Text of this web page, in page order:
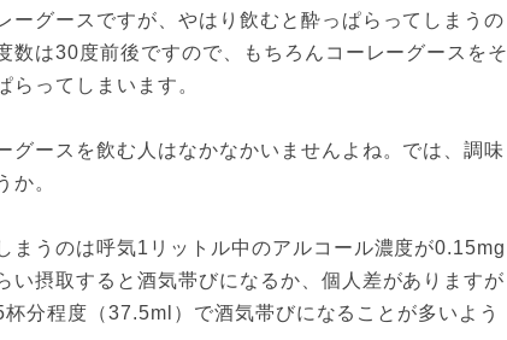
ーグースですが、やはり飲むと酔っぱらってしまうの
数は30度前後ですので、もちろんコーレーグースをそ
らってしまいます。
グースを飲む人はなかなかいませんよね。では、調味
か。
まうのは呼気1リットル中のアルコール濃度が0.15mg
い摂取すると酒気帯びになるか、個人差がありますが
分程度（37.5ml）で酒気帯びになることが多いよう